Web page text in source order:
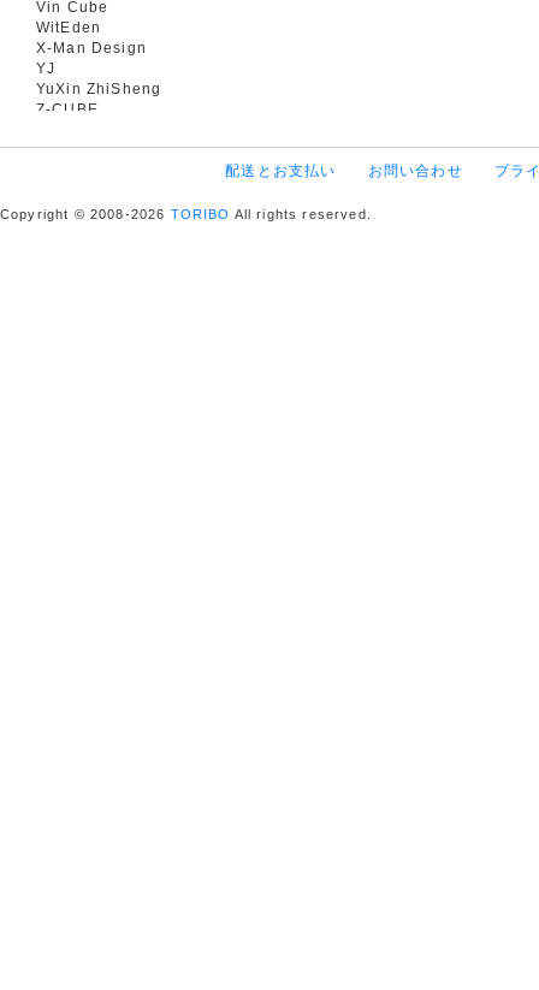
Vin Cube
WitEden
X-Man Design
YJ
YuXin ZhiSheng
Z-CUBE
配送とお支払い お問い合わせ プラ
Copyright © 2008-2026 TORIBO All rights reserved.